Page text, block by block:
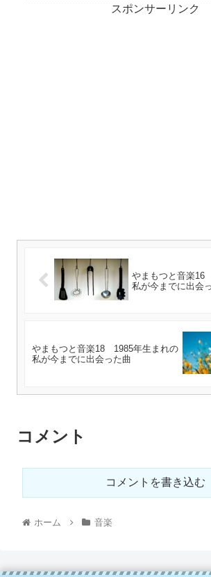
スポンサーリンク
やまもつと音楽
私が今までに出会
やまもつと音楽18 1985年生まれの
私が今までに出会った曲
コメント
コメントを書き込む
ホーム 音楽